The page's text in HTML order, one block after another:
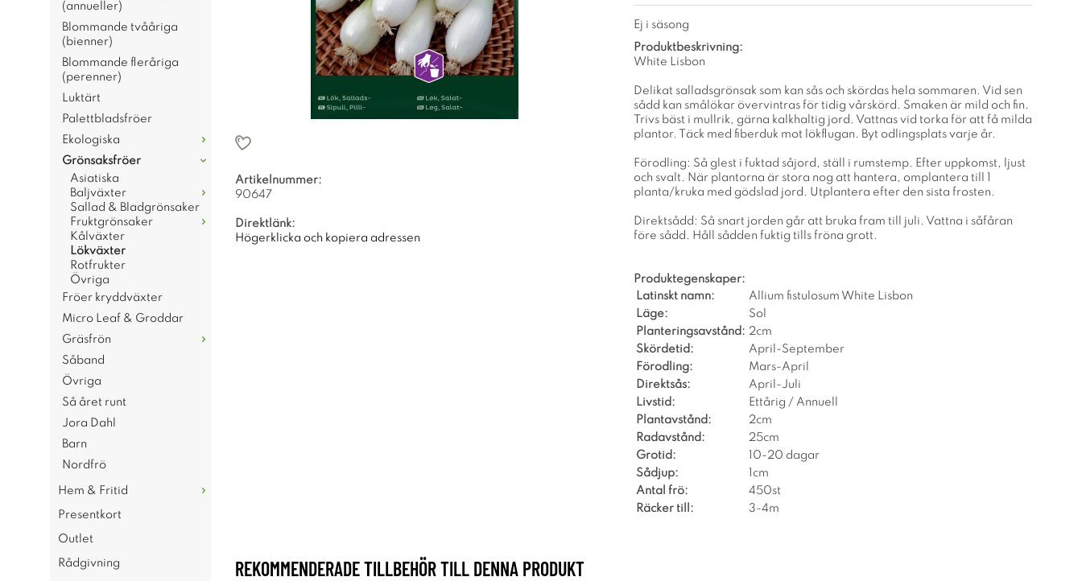
(annueller)
Blommande tvååriga
(bienner)
Blommande fleråriga
(perenner)
Luktärt
Palettbladsfröer
Ekologiska
Grönsaksfröer
Asiatiska
Baljväxter
Sallad & Bladgrönsaker
Fruktgrönsaker
Kålväxter
Lökväxter
Rotfrukter
Övriga
Fröer kryddväxter
Micro Leaf & Groddar
Gräsfrön
Såband
Övriga
Så året runt
Jora Dahl
Barn
Nordfrö
Hem & Fritid
Presentkort
Outlet
Rådgivning
Ej i säsong
Produktbeskrivning:
White Lisbon
Delikat salladsgrönsak som kan sås och skördas hela sommaren. Vid sen
sådd kan smålökar övervintras för tidig vårskörd. Smaken är mild och fin.
Trivs bäst i mullrik, gärna kalkhaltig jord. Vattnas vid torka för att få milda
plantor. Täck med fiberduk mot lökflugan. Byt odlingsplats varje år.
Förodling: Så glest i fuktad såjord, ställ i rumstemp. Efter uppkomst, ljust
och svalt. När plantorna är stora nog att hantera, omplantera till 1
planta/kruka med gödslad jord. Utplantera efter den sista frosten.
Direktsådd: Så snart jorden går att bruka fram till juli. Vattna i såfåran
före sådd. Håll sådden fuktig tills fröna grott.
Produktegenskaper:
Latinskt namn:
Allium fistulosum White Lisbon
Läge:
Sol
Planteringsavstånd: 2cm
Skördetid:
April-September
Förodling:
Mars-April
Direktsås:
April-Juli
Livstid:
Ettårig / Annuell
Plantavstånd:
2cm
Radavstånd:
25cm
Grotid:
10-20 dagar
Sådjup:
1cm
Antal frö:
450st
Räcker till:
3-4m
Artikelnummer:
90647
Direktlänk:
Högerklicka och kopiera adressen
REKOMMENDERADE TILLBEHÖR TILL DENNA PRODUKT